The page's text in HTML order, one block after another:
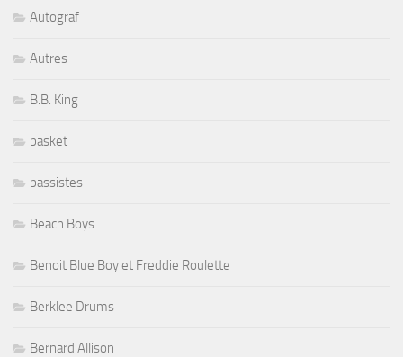
Autograf
Autres
B.B. King
basket
bassistes
Beach Boys
Benoit Blue Boy et Freddie Roulette
Berklee Drums
Bernard Allison